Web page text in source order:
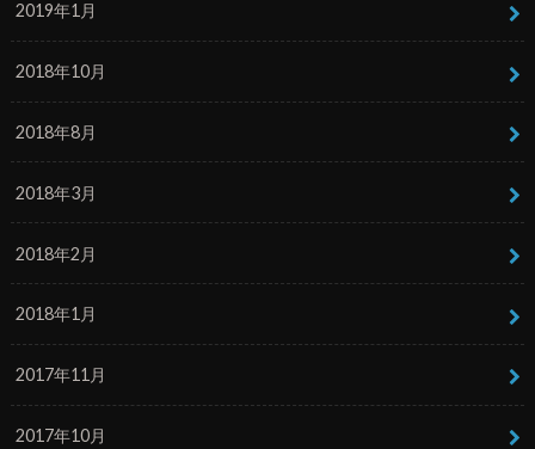
2019年1月
2018年10月
2018年8月
2018年3月
2018年2月
2018年1月
2017年11月
2017年10月